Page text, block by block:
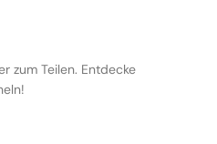
zum Teilen. Entdecke